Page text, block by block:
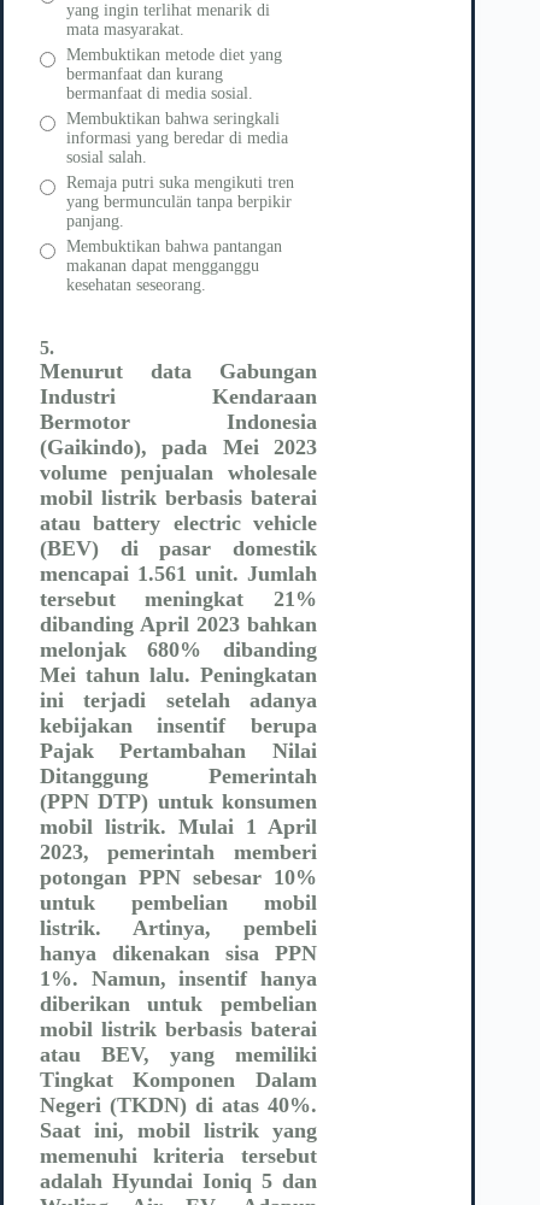
yang ingin terlihat menarik di
mata masyarakat.
Membuktikan metode diet yang
bermanfaat dan kurang
bermanfaat di media sosial.
Membuktikan bahwa seringkali
informasi yang beredar di media
sosial salah.
Remaja putri suka mengikuti tren
yang bermunculän tanpa berpikir
panjang.
Membuktikan bahwa pantangan
makanan dapat mengganggu
kesehatan seseorang.
5.
Menurut data Gabungan
Industri Kendaraan
Bermotor Indonesia
(Gaikindo), pada Mei 2023
volume penjualan wholesale
mobil listrik berbasis baterai
atau battery electric vehicle
(BEV) di pasar domestik
mencapai 1.561 unit. Jumlah
tersebut meningkat 21%
dibanding April 2023 bahkan
melonjak 680% dibanding
Mei tahun lalu. Peningkatan
ini terjadi setelah adanya
kebijakan insentif berupa
Pajak Pertambahan Nilai
Ditanggung Pemerintah
(PPN DTP) untuk konsumen
mobil listrik. Mulai 1 April
2023, pemerintah memberi
potongan PPN sebesar 10%
untuk pembelian mobil
listrik. Artinya, pembeli
hanya dikenakan sisa PPN
1%. Namun, insentif hanya
diberikan untuk pembelian
mobil listrik berbasis baterai
atau BEV, yang memiliki
Tingkat Komponen Dalam
Negeri (TKDN) di atas 40%.
Saat ini, mobil listrik yang
memenuhi kriteria tersebut
adalah Hyundai Ioniq 5 dan